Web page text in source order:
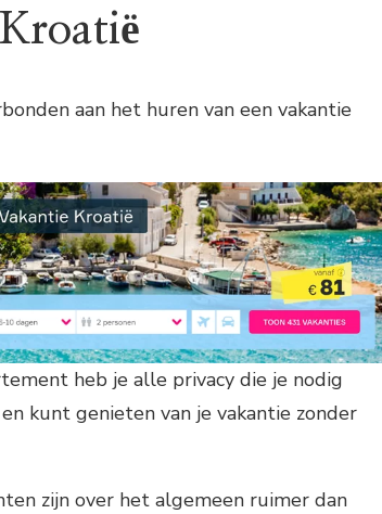
aan het huren van een vakantie
heb je alle privacy die je nodig
kunt genieten van je vakantie zonder
zijn over het algemeen ruimer dan